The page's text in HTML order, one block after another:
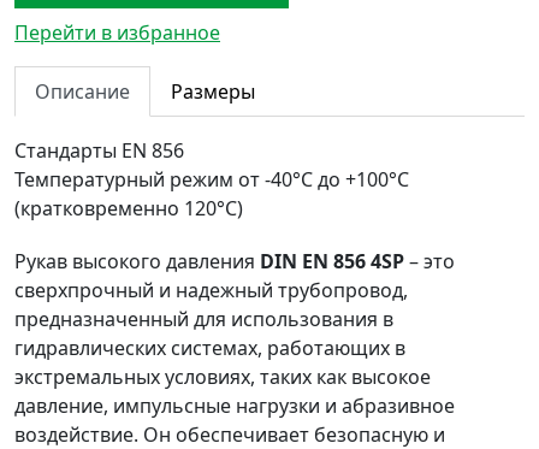
Перейти в избранное
Описание Размеры
Стандарты EN 856
Температурный режим от -40°С до +100°С
(кратковременно 120°С)
Рукав высокого давления DIN EN 856 4SP– это
сверхпрочный и надежный трубопровод,
предназначенный для использования в
гидравлических системах, работающих в
экстремальных условиях, таких как высокое
давление, импульсные нагрузки и абразивное
воздействие. Он обеспечивает безопасную и